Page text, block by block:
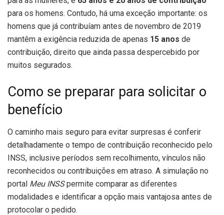
para os homens. Contudo, há uma exceção importante: os
homens que já contribuíam antes de novembro de 2019
mantêm a exigência reduzida de apenas 15 anos de
contribuição, direito que ainda passa despercebido por
muitos segurados.
Como se preparar para solicitar o
benefício
O caminho mais seguro para evitar surpresas é conferir
detalhadamente o tempo de contribuição reconhecido pelo
INSS, inclusive períodos sem recolhimento, vínculos não
reconhecidos ou contribuições em atraso. A simulação no
portal Meu INSSpermite comparar as diferentes
modalidades e identificar a opção mais vantajosa antes de
protocolar o pedido.